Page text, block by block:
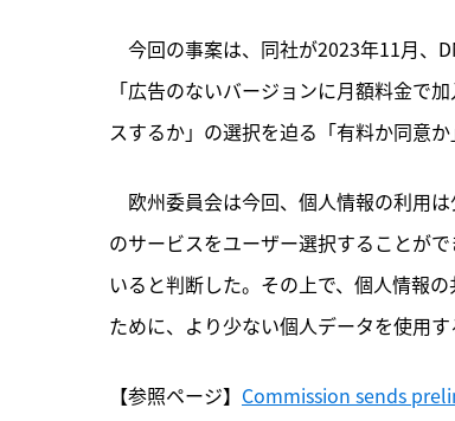
今回の事案は、同社が2023年11月、
「広告のないバージョンに月額料金で
スするか」の選択を迫る「有料か同意
欧州委員会は今回、個人情報の利用
のサービスをユーザー選択することが
いると判断した。その上で、個人情報
ために、より少ない個人データを使用
【参照ページ】 Commission sends